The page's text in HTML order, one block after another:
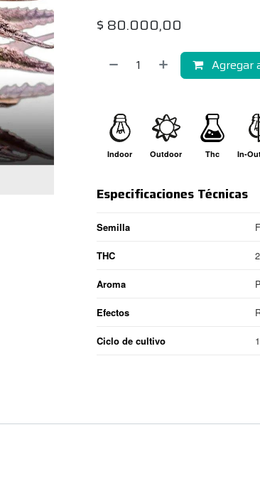
$ 80.000,00
Agregar
Indoor Outdoor Thc In-
Especificaciones Técnicas
Semilla
THC
Aroma
Efectos
Ciclo de cultivo